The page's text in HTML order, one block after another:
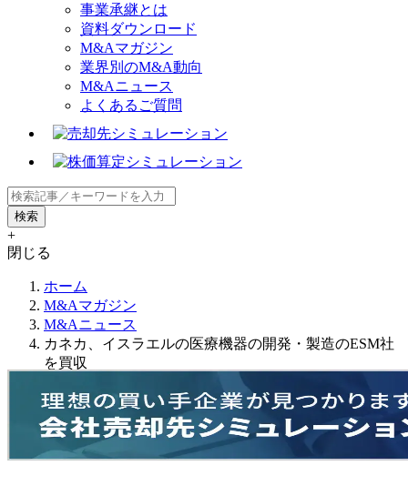
事業承継とは
資料ダウンロード
M&Aマガジン
業界別のM&A動向
M&Aニュース
よくあるご質問
+
閉じる
ホーム
M&Aマガジン
M&Aニュース
カネカ、イスラエルの医療機器の開発・製造のESM社
を買収